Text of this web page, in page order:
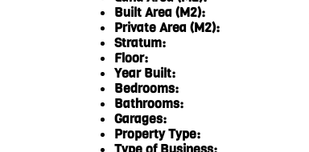
Built Area (M2):
Private Area (M2):
Stratum:
Floor:
Year Built:
Bedrooms:
Bathrooms:
Garages:
Property Type: